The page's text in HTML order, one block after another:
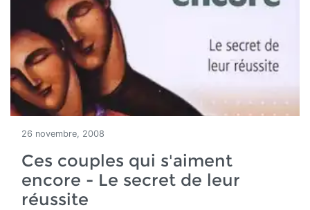
26 novembre, 2008
Ces couples qui s'aiment
encore - Le secret de leur
réussite